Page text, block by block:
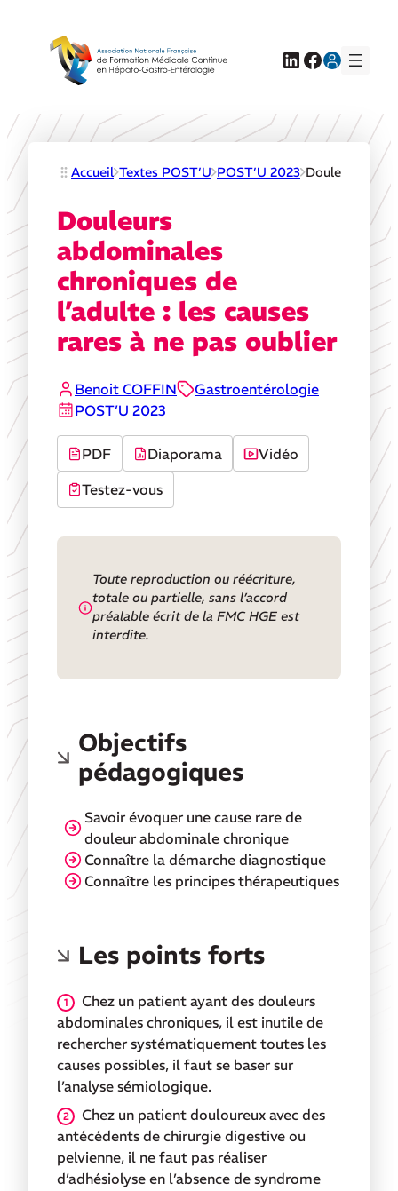
LinkedIn
Facebook
Accueil Textes POST’U POST’U 2023 Douleurs
Douleurs
abdominales
chroniques de
l’adulte : les causes
rares à ne pas oublier
Benoit COFFIN
Gastroentérologie
POST’U 2023
PDF Diaporama Vidéo
Testez-vous
Toute reproduction ou réécriture,
totale ou partielle, sans l’accord
préalable écrit de la FMC HGE est
interdite.
Objectifs
pédagogiques
Savoir évoquer une cause rare de
douleur abdominale chronique
Connaître la démarche diagnostique
Connaître les principes thérapeutiques
Les points forts
Chez un patient ayant des douleurs
abdominales chroniques, il est inutile de
rechercher systématiquement toutes les
causes possibles, il faut se baser sur
l’analyse sémiologique.
Chez un patient douloureux avec des
antécédents de chirurgie digestive ou
pelvienne, il ne faut pas réaliser
d’adhésiolyse en l’absence de syndrome